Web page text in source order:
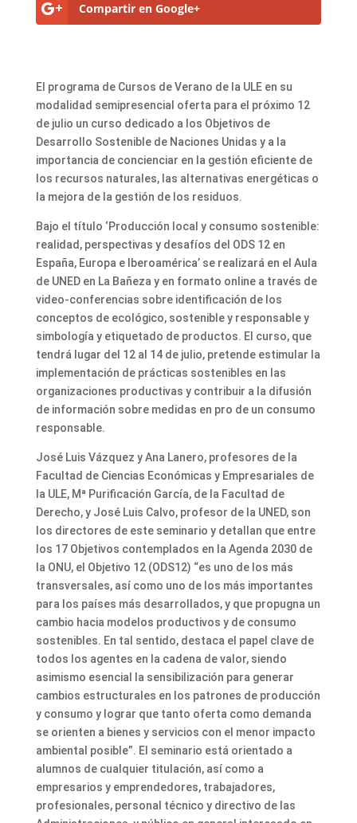
Compartir en Google+
El programa de Cursos de Verano de la ULE en su
modalidad semipresencial oferta para el próximo 12
de julio un curso dedicado a los Objetivos de
Desarrollo Sostenible de Naciones Unidas y a la
importancia de concienciar en la gestión eficiente de
los recursos naturales, las alternativas energéticas o
la mejora de la gestión de los residuos.
Bajo el título ‘Producción local y consumo sostenible:
realidad, perspectivas y desafíos del ODS 12 en
España, Europa e Iberoamérica’ se realizará en el Aula
de UNED en La Bañeza y en formato online a través de
video-conferencias sobre identificación de los
conceptos de ecológico, sostenible y responsable y
simbología y etiquetado de productos. El curso, que
tendrá lugar del 12 al 14 de julio, pretende estimular la
implementación de prácticas sostenibles en las
organizaciones productivas y contribuir a la difusión
de información sobre medidas en pro de un consumo
responsable.
José Luis Vázquez y Ana Lanero, profesores de la
Facultad de Ciencias Económicas y Empresariales de
la ULE, Mª Purificación García, de la Facultad de
Derecho, y José Luis Calvo, profesor de la UNED, son
los directores de este seminario y detallan que entre
los 17 Objetivos contemplados en la Agenda 2030 de
la ONU, el Objetivo 12 (ODS12) “es uno de los más
transversales, así como uno de los más importantes
para los países más desarrollados, y que propugna un
cambio hacia modelos productivos y de consumo
sostenibles. En tal sentido, destaca el papel clave de
todos los agentes en la cadena de valor, siendo
asimismo esencial la sensibilización para generar
cambios estructurales en los patrones de producción
y consumo y lograr que tanto oferta como demanda
se orienten a bienes y servicios con el menor impacto
ambiental posible”. El seminario está orientado a
alumnos de cualquier titulación, así como a
empresarios y emprendedores, trabajadores,
profesionales, personal técnico y directivo de las